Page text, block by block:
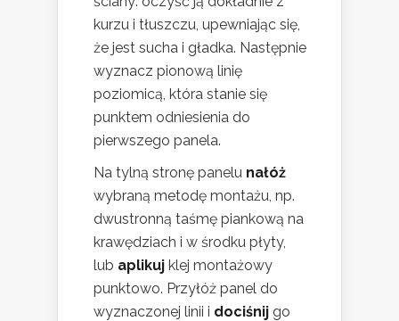
kurzu i tłuszczu, upewniając się,
że jest sucha i gładka. Następnie
wyznacz pionową linię
poziomicą, która stanie się
punktem odniesienia do
pierwszego panela.
Na tylną stronę panelu nałóż
wybraną metodę montażu, np.
dwustronną taśmę piankową na
krawędziach i w środku płyty,
lub aplikuj klej montażowy
punktowo. Przyłóż panel do
wyznaczonej linii i dociśnij go